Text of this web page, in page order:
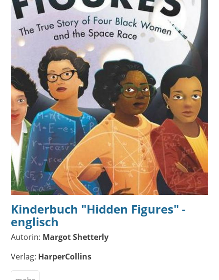
Kinderbuch "Hidden Figures" -
englisch
Autorin: Margot Shetterly
Verlag: HarperCollins